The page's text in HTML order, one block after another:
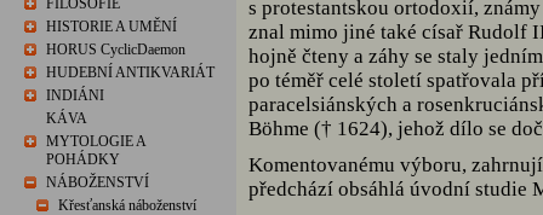
FILOSOFIE
HISTORIE A UMĚNÍ
HORUS CyclicDaemon
HUDEBNÍ ANTIKVARIÁT
INDIÁNI
KÁVA
MYTOLOGIE A
POHÁDKY
NÁBOŽENSTVÍ
Křesťanská náboženství
s protestantskou ortodoxií,
znal mimo jiné také císař Rudolf
hojně čteny a záhy se staly
po téměř celé století spatřovala
paracelsiánských a
Böhme († 1624), jehož dílo se
Komentovanému výboru,
předchází obsáhlá úvodní studie